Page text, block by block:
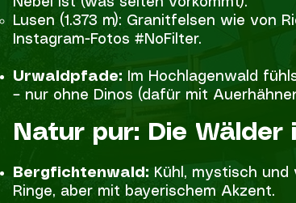
Lusen (1.373 m): Granitfelsen wie von
Instagram-Fotos #NoFilter.
Urwaldpfade:
Im Hochlagenwald
– nur ohne Dinos (dafür mit
Natur pur: Die Wälder
Bergfichtenwald: Kühl, mystisch und
Ringe, aber mit bayerischem Akzent.